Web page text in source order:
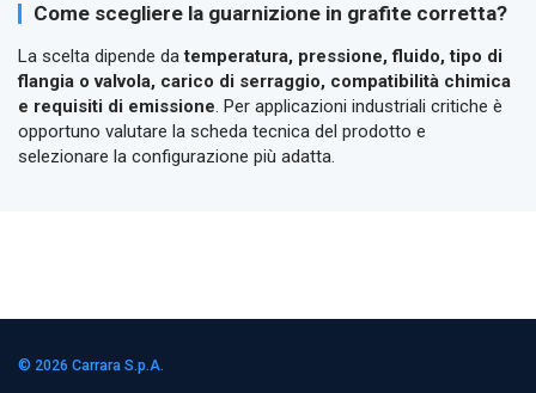
Come scegliere la guarnizione in grafite corretta?
La scelta dipende datemperatura, pressione, fluido, tipo di
flangia o valvola, carico di serraggio, compatibilità chimica
e requisiti di emissione. Per applicazioni industriali critiche è
opportuno valutare la scheda tecnica del prodotto e
selezionare la configurazione più adatta.
© 2026 Carrara S.p.A.